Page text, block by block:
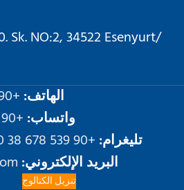
Sk. NO:2, 34522 Esenyurt/
الهاتف: +90 212 640 25 40
واتساب: +90 850 885 02 24
تليغرام: +90 539 678 38 10 | @ALFAGLB
البريد الإلكتروني:
تنزيل الكتالوج